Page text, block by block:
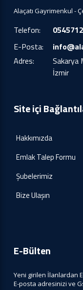
Alaçatı Gayrimenkul -
Telefon:
E-Posta:
Adres:
Sakarya
İzmir
Site içi
Hakkımızda
Emlak Talep Formu
Şubelerimiz
Bize Ulaşın
E-Bülten
Yeni girilen İlanlardan
E-posta adresinizi ve